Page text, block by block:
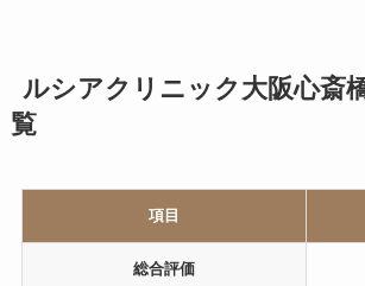
ルシアクリニック大阪心斎
覧
項目
総合評価